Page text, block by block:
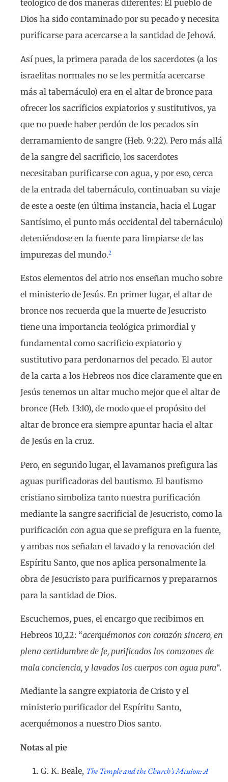
teológico de dos maneras diferentes: El pueblo de
Dios ha sido contaminado por su pecado y necesita
purificarse para acercarse a la santidad de Jehová.
Así pues, la primera parada de los sacerdotes (a los
israelitas normales no se les permitía acercarse
más al tabernáculo) era en el altar de bronce para
ofrecer los sacrificios expiatorios y sustitutivos, ya
que no puede haber perdón de los pecados sin
derramamiento de sangre (Heb. 9:22). Pero más allá
de la sangre del sacrificio, los sacerdotes
necesitaban purificarse con agua, y por eso, cerca
de la entrada del tabernáculo, continuaban su viaje
de este a oeste (en última instancia, hacia el Lugar
Santísimo, el punto más occidental del tabernáculo)
deteniéndose en la fuente para limpiarse de las
impurezas del mundo.2
Estos elementos del atrio nos enseñan mucho sobre
el ministerio de Jesús. En primer lugar, el altar de
bronce nos recuerda que la muerte de Jesucristo
tiene una importancia teológica primordial y
fundamental como sacrificio expiatorio y
sustitutivo para perdonarnos del pecado. El autor
de la carta a los Hebreos nos dice claramente que en
Jesús tenemos un altar mucho mejor que el altar de
bronce (Heb. 13:10), de modo que el propósito del
altar de bronce era siempre apuntar hacia el altar
de Jesús en la cruz.
Pero, en segundo lugar, el lavamanos prefigura las
aguas purificadoras del bautismo. El bautismo
cristiano simboliza tanto nuestra purificación
mediante la sangre sacrificial de Jesucristo, como la
purificación con agua que se prefigura en la fuente,
y ambas nos señalan el lavado y la renovación del
Espíritu Santo, que nos aplica personalmente la
obra de Jesucristo para purificarnos y prepararnos
para la santidad de Dios.
Escuchemos, pues, el encargo que recibimos en
Hebreos 10,22: “acerquémonos con corazón sincero, en
plena certidumbre de fe, purificados los corazones de
mala conciencia, y lavados los cuerpos con agua pura“.
Mediante la sangre expiatoria de Cristo y el
ministerio purificador del Espíritu Santo,
acerquémonos a nuestro Dios santo.
Notas al pie
G. K. Beale, The Temple and the Church’s Mission: A